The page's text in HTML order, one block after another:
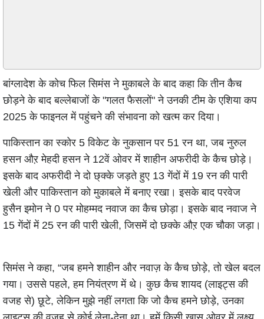
बांग्लादेश के कोच फिल सिमंस ने मुकाबले के बाद कहा कि तीन कैच
छोड़ने के बाद बल्लेबाजों के "गलत फैसलों" ने उनकी टीम के एशिया कप
2025 के फाइनल में पहुंचने की संभावना को खत्म कर दिया।
पाकिस्तान का स्कोर 5 विकेट के नुकसान पर 51 रन था, जब नुरुल
हसन औऱ मेहदी हसन ने 12वें ओवर में शाहीन अफरीदी के कैच छोड़े।
इसके बाद अफरीदी ने दो छ्क्के जड़ते हुए 13 गेंदों में 19 रन की पारी
खेली और पाकिस्तान को मुकाबले में बनाए रखा। इसके बाद परवेज
हुसैन इमोन ने 0 पर मोहम्मद नवाज का कैच छोड़ा। इसके बाद नवाज ने
15 गेंदों में 25 रन की पारी खेली, जिसमें दो छक्के औऱ एक चौका जड़ा।
सिमंस ने कहा, “जब हमने शाहीन और नवाज़ के कैच छोड़े, तो खेल बदल
गया। उससे पहले, हम नियंत्रण में थे। कुछ कैच शायद (लाइट्स की
वजह से) छूटे, लेकिन मुझे नहीं लगता कि जो कैच हमने छोड़े, उनका